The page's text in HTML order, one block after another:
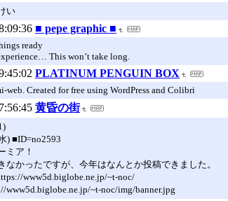
い
■ pepe graphic ■
ready
This won’t take long.
PLATINUM PENGUIN BOX
web. Created for free using WordPress and Colibri
黄昏の街
) ■ID=no2593
ミア！
なかったですが、今年はなんとか投稿できました。
www5d.biglobe.ne.jp/~t-noc/
www5d.biglobe.ne.jp/~t-noc/img/banner.jpg